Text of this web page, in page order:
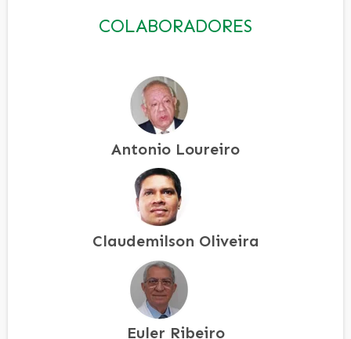
COLABORADORES
Antonio Loureiro
Claudemilson Oliveira
Euler Ribeiro